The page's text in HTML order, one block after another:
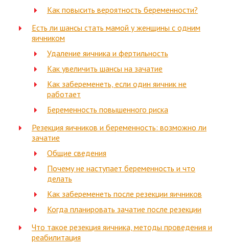
Как повысить вероятность беременности?
Есть ли шансы стать мамой у женщины с одним
яичником
Удаление яичника и фертильность
Как увеличить шансы на зачатие
Как забеременеть, если один яичник не
работает
Беременность повышенного риска
Резекция яичников и беременность: возможно ли
зачатие
Общие сведения
Почему не наступает беременность и что
делать
Как забеременеть после резекции яичников
Когда планировать зачатие после резекции
Что такое резекция яичника, методы проведения и
реабилитация